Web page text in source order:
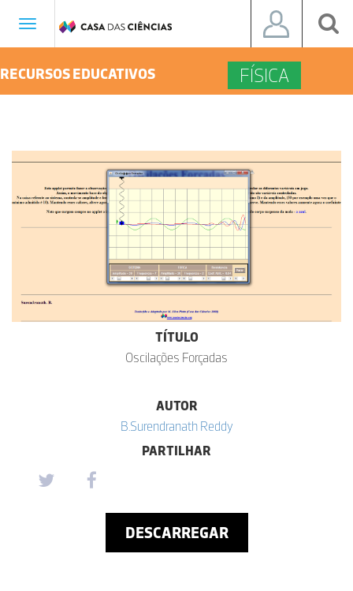
Toggle
RECURSOS EDUCATIVOS FÍSICA
TÍTULO
Oscilações Forçadas
AUTOR
B.Surendranath Reddy
PARTILHAR
DESCARREGAR